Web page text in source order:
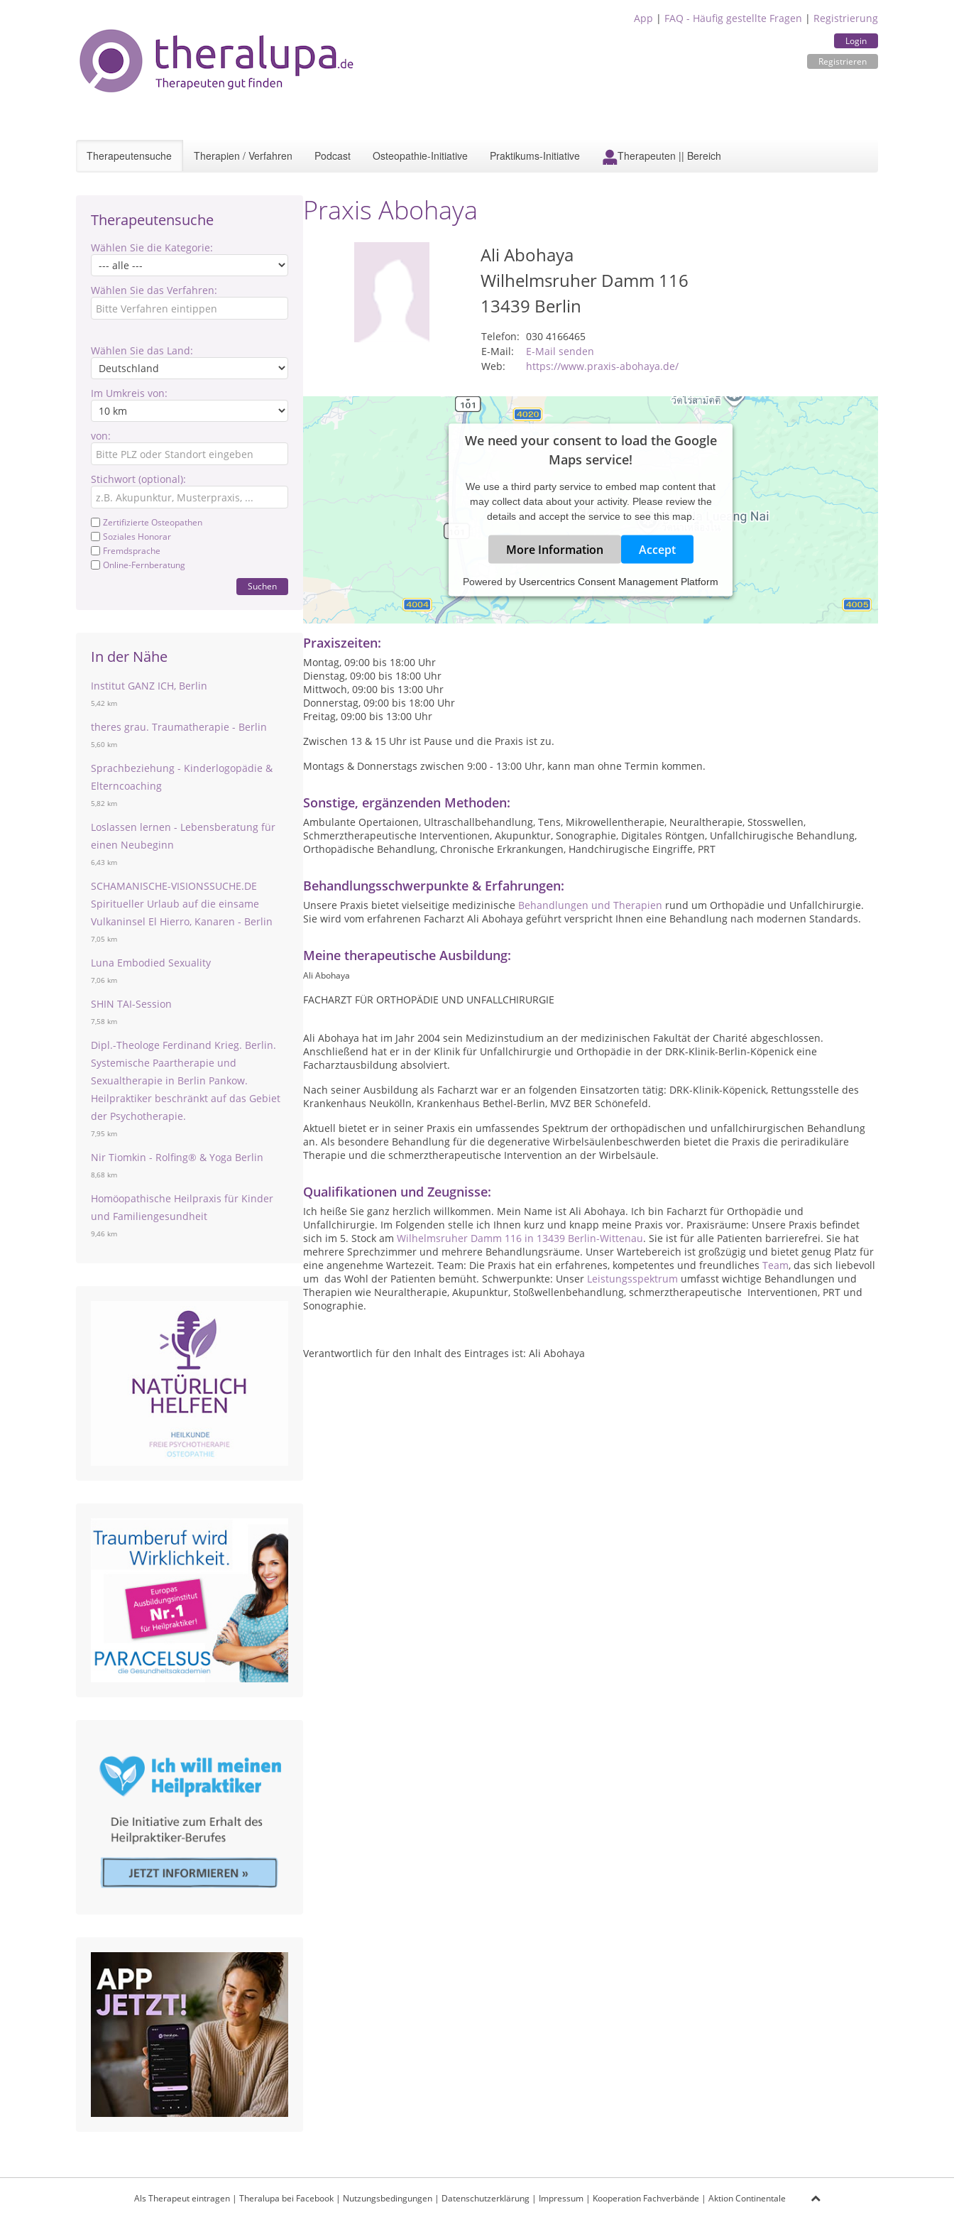
App | FAQ - Häufig gestellte Fragen | Registrierung
Login
Registrieren
Therapeutensuche Therapien / Verfahren Podcast Osteopathie-Initiative Praktikums-Initiative Therapeuten || Bereich
Therapeutensuche
Wählen Sie die Kategorie:
Wählen Sie das Verfahren:
Wählen Sie das Land:
Im Umkreis von:
von:
Stichwort (optional):
Zertifizierte Osteopathen
Soziales Honorar
Fremdsprache
Online-Fernberatung
Suchen
In der Nähe
Institut GANZ ICH, Berlin
5,42 km
theres grau. Traumatherapie - Berlin
5,60 km
Sprachbeziehung - Kinderlogopädie &
Elterncoaching
5,82 km
Loslassen lernen - Lebensberatung für
einen Neubeginn
6,43 km
SCHAMANISCHE-VISIONSSUCHE.DE
Spiritueller Urlaub auf die einsame
Vulkaninsel El Hierro, Kanaren - Berlin
7,05 km
Luna Embodied Sexuality
7,06 km
SHIN TAI-Session
7,58 km
Dipl.-Theologe Ferdinand Krieg. Berlin.
Systemische Paartherapie und
Sexualtherapie in Berlin Pankow.
Heilpraktiker beschränkt auf das Gebiet
der Psychotherapie.
7,95 km
Nir Tiomkin - Rolfing® & Yoga Berlin
8,68 km
Homöopathische Heilpraxis für Kinder
und Familiengesundheit
9,46 km
Praxis Abohaya
Ali Abohaya
Wilhelmsruher Damm 116
13439 Berlin
Telefon: 030 4166465
E-Mail:
E-Mail senden
Web:
https://www.praxis-abohaya.de/
We need your consent to load the Google
Maps service!
We use a third party service to embed map content that
may collect data about your activity. Please review the
details and accept the service to see this map.
More Information Accept
Powered by Usercentrics Consent Management Platform
Die Praxis wird vom erfahrenen Facharzt für Orthopädie und Unfallchirurgie Ali Abohaya geführt. Auch der Rest des
Teams besteht aus ausgebildeten und erfahrenen Arzthelferinnen, die für Ihre Gesundheit ihr Bestes tun.
Praxiszeiten:
Montag, 09:00 bis 18:00 Uhr
Dienstag, 09:00 bis 18:00 Uhr
Mittwoch, 09:00 bis 13:00 Uhr
Donnerstag, 09:00 bis 18:00 Uhr
Freitag, 09:00 bis 13:00 Uhr
Zwischen 13 & 15 Uhr ist Pause und die Praxis ist zu.
Montags & Donnerstags zwischen 9:00 - 13:00 Uhr, kann man ohne Termin kommen.
Sonstige, ergänzenden Methoden:
Ambulante Opertaionen, Ultraschallbehandlung, Tens, Mikrowellentherapie, Neuraltherapie, Stosswellen,
Schmerztherapeutische Interventionen, Akupunktur, Sonographie, Digitales Röntgen, Unfallchirugische Behandlung,
Orthopädische Behandlung, Chronische Erkrankungen, Handchirugische Eingriffe, PRT
Behandlungsschwerpunkte & Erfahrungen:
Unsere Praxis bietet vielseitige medizinische Behandlungen und Therapien rund um Orthopädie und Unfallchirurgie.
Sie wird vom erfahrenen Facharzt Ali Abohaya geführt verspricht Ihnen eine Behandlung nach modernen Standards.
Meine therapeutische Ausbildung:
Ali Abohaya
FACHARZT FÜR ORTHOPÄDIE UND UNFALLCHIRURGIE
Ali Abohaya hat im Jahr 2004 sein Medizinstudium an der medizinischen Fakultät der Charité abgeschlossen.
Anschließend hat er in der Klinik für Unfallchirurgie und Orthopädie in der DRK-Klinik-Berlin-Köpenick eine
Facharztausbildung absolviert.
Nach seiner Ausbildung als Facharzt war er an folgenden Einsatzorten tätig: DRK-Klinik-Köpenick, Rettungsstelle des
Krankenhaus Neukölln, Krankenhaus Bethel-Berlin, MVZ BER Schönefeld.
Aktuell bietet er in seiner Praxis ein umfassendes Spektrum der orthopädischen und unfallchirurgischen Behandlung
an. Als besondere Behandlung für die degenerative Wirbelsäulenbeschwerden bietet die Praxis die periradikuläre
Therapie und die schmerztherapeutische Intervention an der Wirbelsäule.
Qualifikationen und Zeugnisse:
Ich heiße Sie ganz herzlich willkommen. Mein Name ist Ali Abohaya. Ich bin Facharzt für Orthopädie und
Unfallchirurgie. Im Folgenden stelle ich Ihnen kurz und knapp meine Praxis vor. Praxisräume: Unsere Praxis befindet
sich im 5. Stock am Wilhelmsruher Damm 116 in 13439 Berlin-Wittenau. Sie ist für alle Patienten barrierefrei. Sie hat
mehrere Sprechzimmer und mehrere Behandlungsräume. Unser Wartebereich ist großzügig und bietet genug Platz für
eine angenehme Wartezeit. Team: Die Praxis hat ein erfahrenes, kompetentes und freundliches Team, das sich liebevoll
um das Wohl der Patienten bemüht. Schwerpunkte: Unser Leistungsspektrum umfasst wichtige Behandlungen und
Therapien wie Neuraltherapie, Akupunktur, Stoßwellenbehandlung, schmerztherapeutische Interventionen, PRT und
Sonographie.
Verantwortlich für den Inhalt des Eintrages ist: Ali Abohaya
Als Therapeut eintragen| Theralupa bei Facebook| Nutzungsbedingungen| Datenschutzerklärung| Impressum| Kooperation Fachverbände | Aktion Continentale